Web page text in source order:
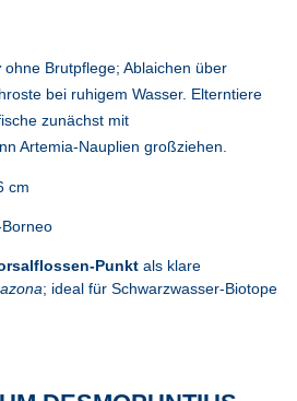
ohne Brutpflege; Ablaichen über
bei ruhigem Wasser. Elterntiere
zunächst mit
Artemia-Nauplien großziehen.
cm
Punkt als klare
; ideal für Schwarzwasser-Biotope